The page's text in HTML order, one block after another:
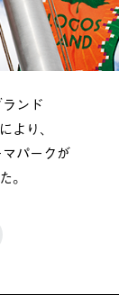
ンド
より、
パークが
。